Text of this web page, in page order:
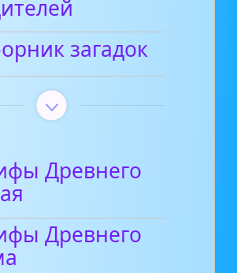
загадок
Древнего
Древнего